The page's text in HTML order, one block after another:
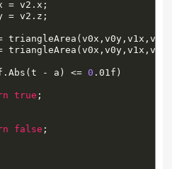
= v2.x;
= v2.z;
- a) <= 0 .01f)
true ;
false ;